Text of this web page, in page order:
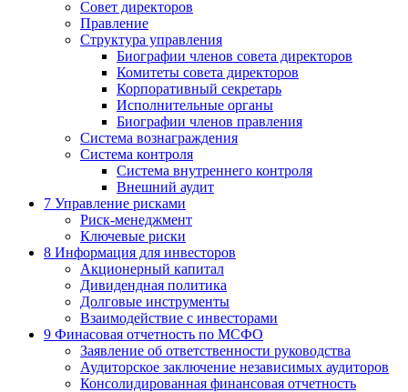
Совет директоров
Правление
Структура управления
Биографии членов совета директоров
Комитеты совета директоров
Корпоративный секретарь
Исполнительные органы
Биографии членов правления
Система вознаграждения
Система контроля
Система внутреннего контроля
Внешний аудит
7 Управление рисками
Риск-менеджмент
Ключевые риски
8 Информация для инвесторов
Акционерный капитал
Дивидендная политика
Долговые инструменты
Взаимодействие с инвеcторами
9 Финасовая отчетность по МСФО
Заявление об ответственности руководства
Аудиторское заключение независимых аудиторов
Консолидированная финансовая отчетность